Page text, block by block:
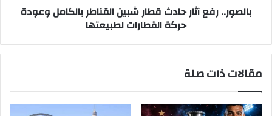
حركةبالصور.. رفع آثار حادث قطار شبين القناطر بالكامل وعودة
حركة القطارات لطبيعتها
مقالات ذات صلة